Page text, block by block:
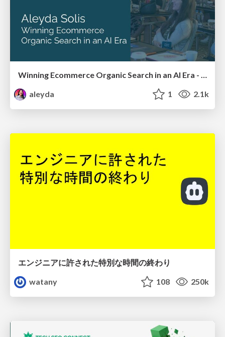
Winning Ecommerce Organic Search in an AI Era - #searchnstuff2025
aleyda
1 2.1k
エンジニアに許された特別な時間の終わり
watany
108 250k